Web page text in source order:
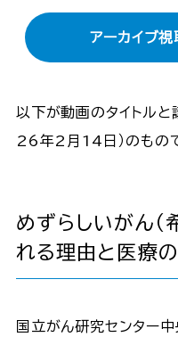
アーカイブ
以下が動画のタイトル
26年2月14日）のもので
めずらしいがん（
れる理由と医療
国立がん研究センター